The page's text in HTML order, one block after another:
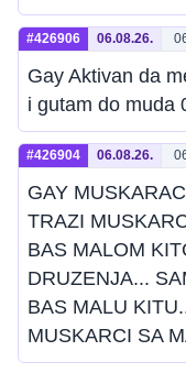
#426906 06.08.26.
Gay Aktivan da
i gutam do muda
#426904 06.08.26.
GAY
TRAZI
BAS MALOM
DRUZENJA...
BAS MALU
MUSKARCI SA